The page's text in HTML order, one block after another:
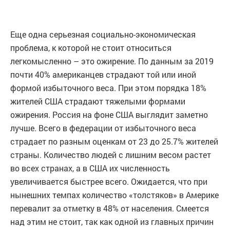
Еще одна серьезная социально-экономическая
проблема, к которой не стоит относиться
легкомысленно – это ожирение. По данным за 2019
почти 40% американцев страдают той или иной
формой избыточного веса. При этом порядка 18%
жителей США страдают тяжелыми формами
ожирения. Россия на фоне США выглядит заметно
лучше. Всего в федерации от избыточного веса
страдает по разным оценкам от 23 до 25.7% жителей
страны. Количество людей с лишним весом растет
во всех странах, а в США их численность
увеличивается быстрее всего. Ожидается, что при
нынешних темпах количество «толстяков» в Америке
перевалит за отметку в 48% от населения. Смеется
над этим не стоит, так как одной из главных причин